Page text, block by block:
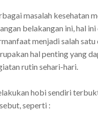
masalah kesehatan
belakangan ini, hal
menjadi salah
hal penting yang
rutin sehari-hari.
hobi sendiri
seperti :